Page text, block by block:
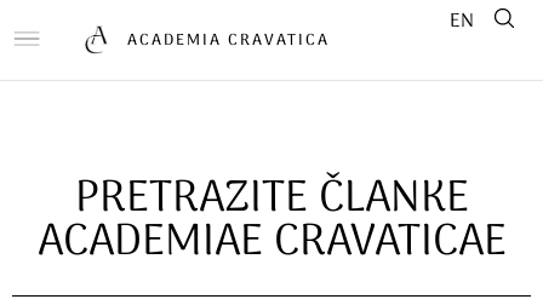
ACADEMIA CRAVATICA
EN
PRETRAZITE ČLANKE
ACADEMIAE CRAVATICAE